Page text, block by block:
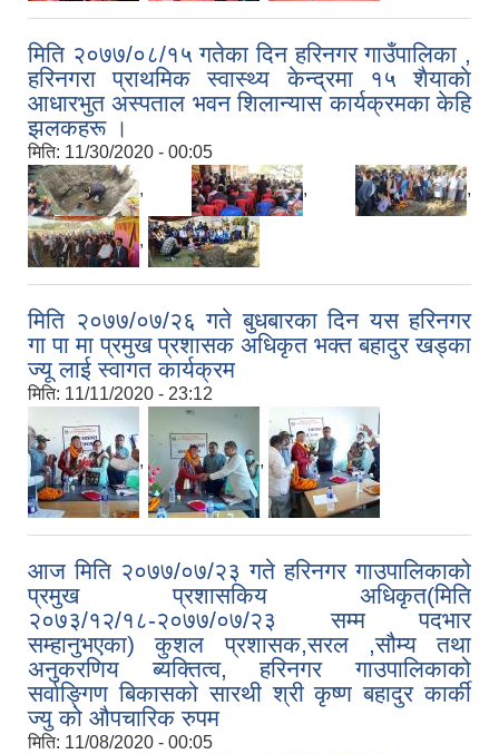
मिति २०७७/०८/१५ गतेका दिन हरिनगर गाउँपालिका ,
हरिनगरा प्राथमिक स्वास्थ्य केन्द्रमा १५ शैयाकाे
आधारभुत अस्पताल भवन शिलान्यास कार्यक्रमका केहि
झलकहरू ।
मिति: 11/30/2020 - 00:05
,
, ,
,
मिति २०७७/०७/२६ गते बुधबारका दिन यस हरिनगर
गा पा मा प्रमुख प्रशासक अधिकृत भक्त बहादुर खड्का
ज्यू लाई स्वागत कार्यक्रम
मिति: 11/11/2020 - 23:12
, ,
आज मिति २०७७/०७/२३ गते हरिनगर गाउपालिकाको
प्रमुख प्रशासकिय अधिकृत(मिति
२०७३/१२/१८-२०७७/०७/२३ सम्म पदभार
सम्हानुभएका) कुशल प्रशासक,सरल ,सौम्य तथा
अनुकरणिय ब्यक्तित्व, हरिनगर गाउपालिकाको
सर्वाङ्गिण बिकासको सारथी श्री कृष्ण बहादुर कार्की
ज्यु को औपचारिक रुपम
मिति: 11/08/2020 - 00:05